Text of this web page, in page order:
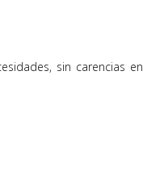
sin carencias en